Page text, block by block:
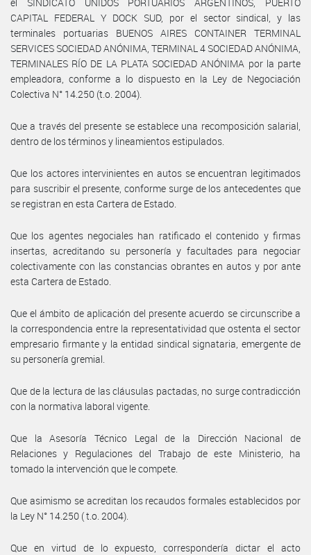
CAPITAL FEDERAL Y DOCK SUD, por el sector sindical, y las
terminales portuarias BUENOS AIRES CONTAINER TERMINAL
SERVICES SOCIEDAD ANÓNIMA, TERMINAL 4 SOCIEDAD ANÓNIMA,
TERMINALES RÍO DE LA PLATA SOCIEDAD ANÓNIMA por la parte
empleadora, conforme a lo dispuesto en la Ley de Negociación
Colectiva N° 14.250 (t.o. 2004).
Que a través del presente se establece una recomposición salarial,
dentro de los términos y lineamientos estipulados.
Que los actores intervinientes en autos se encuentran legitimados
para suscribir el presente, conforme surge de los antecedentes que
se registran en esta Cartera de Estado.
Que los agentes negociales han ratificado el contenido y firmas
insertas, acreditando su personería y facultades para negociar
colectivamente con las constancias obrantes en autos y por ante
esta Cartera de Estado.
Que el ámbito de aplicación del presente acuerdo se circunscribe a
la correspondencia entre la representatividad que ostenta el sector
empresario firmante y la entidad sindical signataria, emergente de
su personería gremial.
Que de la lectura de las cláusulas pactadas, no surge contradicción
con la normativa laboral vigente.
Que la Asesoría Técnico Legal de la Dirección Nacional de
Relaciones y Regulaciones del Trabajo de este Ministerio, ha
tomado la intervención que le compete.
Que asimismo se acreditan los recaudos formales establecidos por
la Ley N° 14.250 ( t.o. 2004).
Que en virtud de lo expuesto, correspondería dictar el acto